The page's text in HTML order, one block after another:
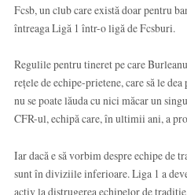
Fcsb, un club care există doar pentru
întreaga Ligă 1 într-o ligă de Fcsburi.
Regulile pentru tineret pe care
rețele de echipe-prietene, care să le
nu se poate lăuda cu nici măcar un
CFR-ul, echipă care, în ultimii ani, a
Iar dacă e să vorbim despre echipe de
sunt în diviziile inferioare. Liga 1 a
activ la distrugerea echipelor de tradiție.